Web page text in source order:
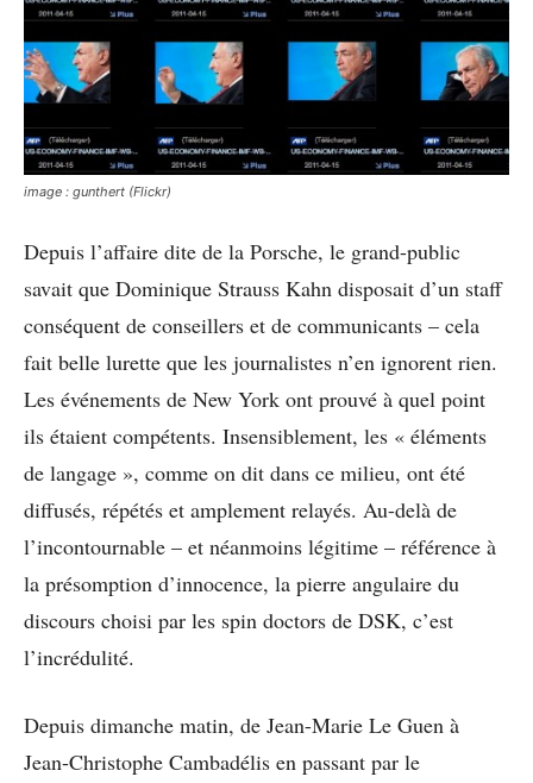
image : gunthert (Flickr)
Depuis l’affaire dite de la Porsche, le grand-public
savait que Dominique Strauss Kahn disposait d’un staff
conséquent de conseillers et de communicants – cela
fait belle lurette que les journalistes n’en ignorent rien.
Les événements de New York ont prouvé à quel point
ils étaient compétents. Insensiblement, les « éléments
de langage », comme on dit dans ce milieu, ont été
diffusés, répétés et amplement relayés. Au-delà de
l’incontournable – et néanmoins légitime – référence à
la présomption d’innocence, la pierre angulaire du
discours choisi par les spin doctors de DSK, c’est
l’incrédulité.
Depuis dimanche matin, de Jean-Marie Le Guen à
Jean-Christophe Cambadélis en passant par le